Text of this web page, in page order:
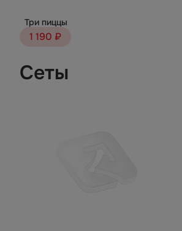
Три пиццы
1 190 ₽
Сеты